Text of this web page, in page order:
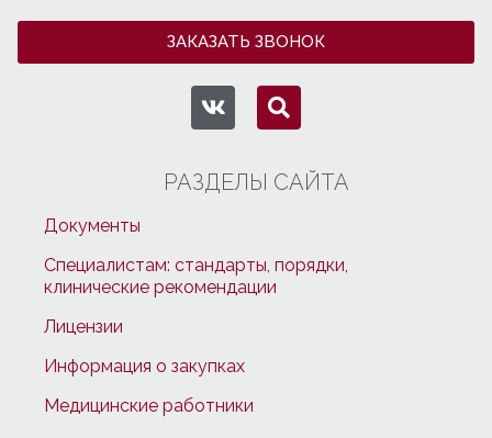
ЗАКАЗАТЬ ЗВОНОК
РАЗДЕЛЫ САЙТА
Документы
Специалистам: стандарты, порядки,
клинические рекомендации
Лицензии
Информация о закупках
Медицинские работники